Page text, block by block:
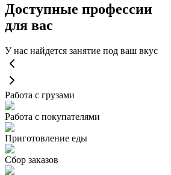
Доступные профессии
для вас
У нас найдется занятие под ваш вкус
Работа с грузами
Работа с покупателями
Приготовление еды
Сбор заказов